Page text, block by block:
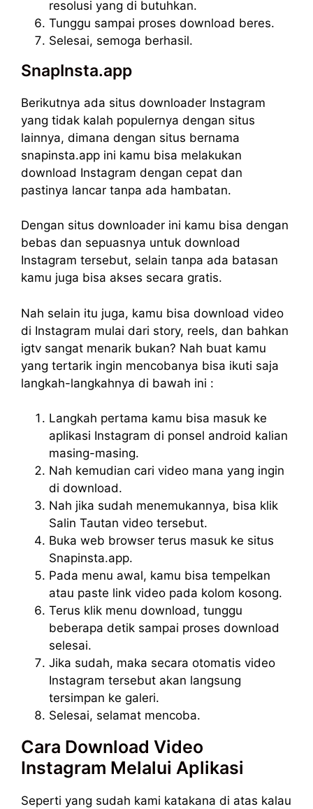
resolusi yang di butuhkan.
Tunggu sampai proses download beres.
Selesai, semoga berhasil.
SnapInsta.app
Berikutnya ada situs downloader Instagram
yang tidak kalah populernya dengan situs
lainnya, dimana dengan situs bernama
snapinsta.app ini kamu bisa melakukan
download Instagram dengan cepat dan
pastinya lancar tanpa ada hambatan.
Dengan situs downloader ini kamu bisa dengan
bebas dan sepuasnya untuk download
Instagram tersebut, selain tanpa ada batasan
kamu juga bisa akses secara gratis.
Nah selain itu juga, kamu bisa download video
di Instagram mulai dari story, reels, dan bahkan
igtv sangat menarik bukan? Nah buat kamu
yang tertarik ingin mencobanya bisa ikuti saja
langkah-langkahnya di bawah ini :
Langkah pertama kamu bisa masuk ke
aplikasi Instagram di ponsel android kalian
masing-masing.
Nah kemudian cari video mana yang ingin
di download.
Nah jika sudah menemukannya, bisa klik
Salin Tautan video tersebut.
Buka web browser terus masuk ke situs
Snapinsta.app.
Pada menu awal, kamu bisa tempelkan
atau paste link video pada kolom kosong.
Terus klik menu download, tunggu
beberapa detik sampai proses download
selesai.
Jika sudah, maka secara otomatis video
Instagram tersebut akan langsung
tersimpan ke galeri.
Selesai, selamat mencoba.
Cara Download Video
Instagram Melalui Aplikasi
Seperti yang sudah kami katakana di atas kalau